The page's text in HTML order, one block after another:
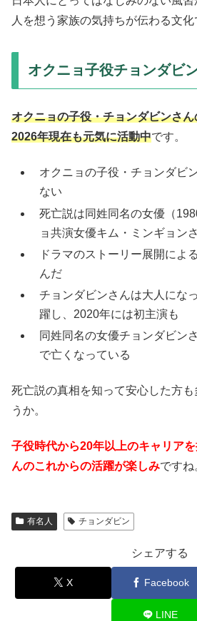
人を想う家族の気持ちが伝わる文化
オクニョ子役チョンダビ
オクニョの子役・チョンダビンさ
2026年現在も元気に活動中です。
オクニョの子役・チョンダビ
ない
死亡説は同姓同名の女優（
ョ共演女優キム・ミンギョン
ドラマのストーリー展開によ
んだ
チョンダビンさんは大人にな
躍し、2020年には初主演も
同姓同名の女優チョンダビン
で亡くなっている
死亡説の真相を知って安心した方も
うか。
子役時代から20年以上のキャリア
んのこれからの活躍が楽しみですね
有名人 チョンダビン
シェアする
X Facebook
LINE